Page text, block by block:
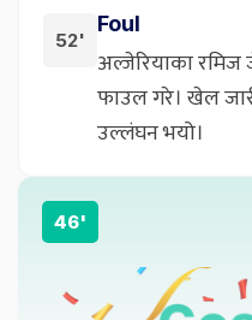
52'
Foul
अल्जेरियाका रमिज
फाउल गरे। खेल
उल्लंघन भयो।
46'